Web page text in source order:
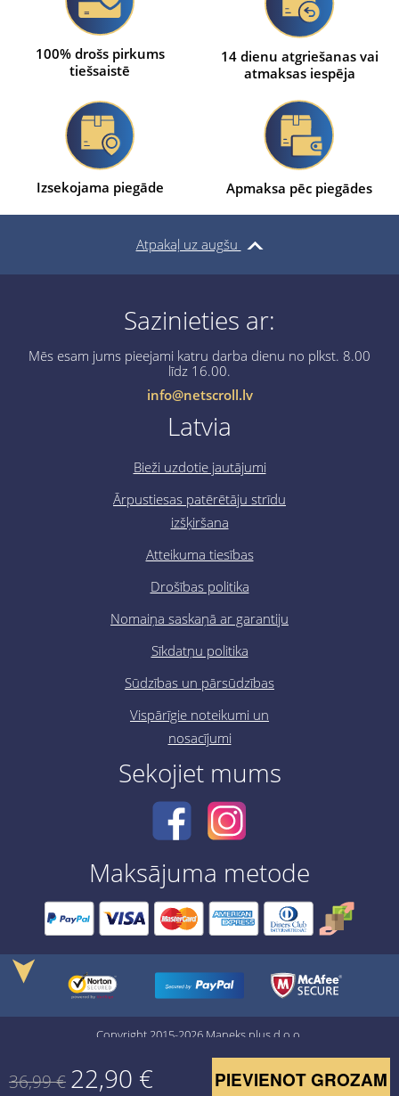
100% drošs pirkums
tiešsaistē
14 dienu atgriešanas vai
atmaksas iespēja
Izsekojama piegāde Apmaksa pēc piegādes
Atpakaļ uz augšu
Sazinieties ar:
Mēs esam jums pieejami katru darba dienu no plkst. 8.00
līdz 16.00.
info@netscroll.lv
Latvia
Bieži uzdotie jautājumi
Ārpustiesas patērētāju strīdu
izšķiršana
Atteikuma tiesības
Drošības politika
Nomaiņa saskaņā ar garantiju
Sīkdatņu politika
Sūdzības un pārsūdzības
Vispārīgie noteikumi un
nosacījumi
Sekojiet mums
Maksājuma metode
Copyright 2015-2026 Maneks plus d.o.o.
36,99€ 22,90 € PIEVIENOT GROZAM
➤